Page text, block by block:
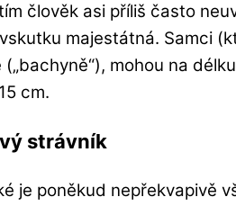
člověk asi příliš často
majestátná. Samci
(„bachyně“), mohou na
cm.
strávník
je poněkud nepřekvapivě